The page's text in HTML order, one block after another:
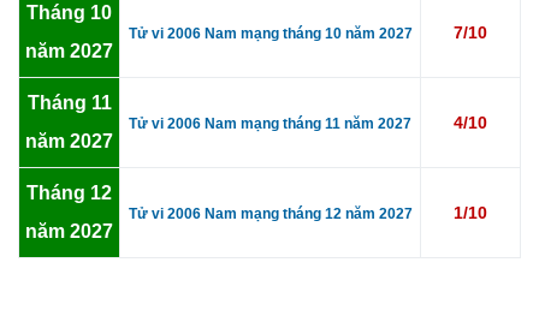
Tháng 10
năm 2027
Tử vi 2006 Nam mạng tháng 10 năm 2027 7/10
Tháng 11
năm 2027
Tử vi 2006 Nam mạng tháng 11 năm 2027 4/10
Tháng 12
năm 2027
Tử vi 2006 Nam mạng tháng 12 năm 2027 1/10